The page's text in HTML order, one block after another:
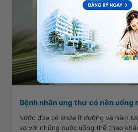
Bệnh nhân ung thư có nên uống
Nước dừa có chứa ít đường và hàm
so với những nước uống thể thao